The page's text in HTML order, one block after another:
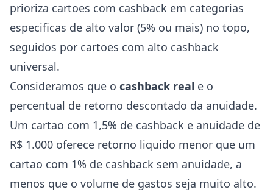
prioriza cartoes com cashback em categorias
especificas de alto valor (5% ou mais) no topo,
seguidos por cartoes com alto cashback
universal.
Consideramos que o cashback real e o
percentual de retorno descontado da anuidade.
Um cartao com 1,5% de cashback e anuidade de
R$ 1.000 oferece retorno liquido menor que um
cartao com 1% de cashback sem anuidade, a
menos que o volume de gastos seja muito alto.